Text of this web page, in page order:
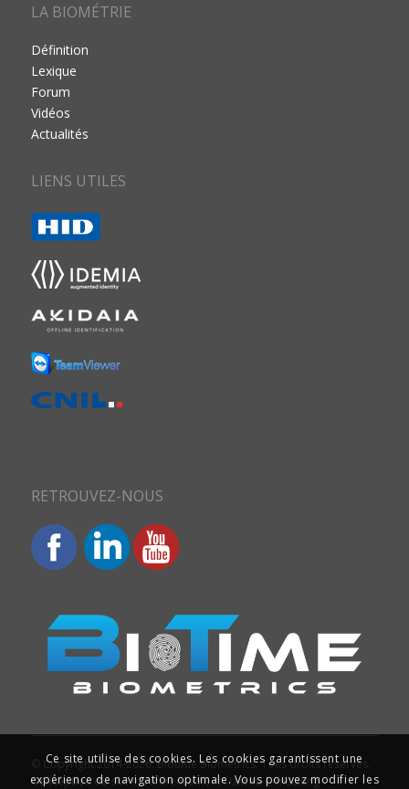
LA BIOMÉTRIE
Définition
Lexique
Forum
Vidéos
Actualités
LIENS UTILES
RETROUVEZ-NOUS
© Copyright 2014-2026. Biotime Biometrics. Tous droits réservés.
Conception du site et référencement : Iziweb Consulting
Ce site utilise des cookies. Les cookies garantissent une
expérience de navigation optimale. Vous pouvez modifier les